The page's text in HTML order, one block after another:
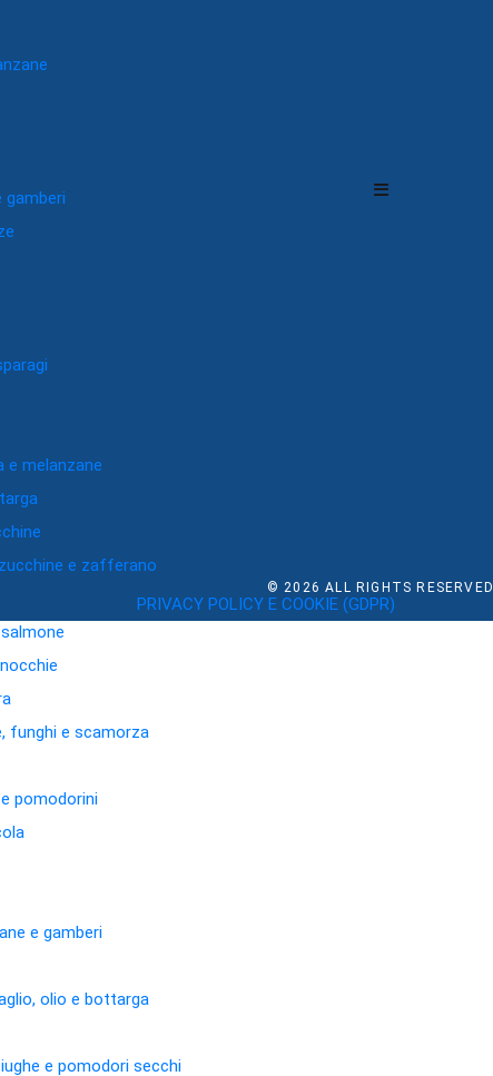
gamberi
e melanzane
e zafferano
funghi e scamorza
pomodorini
e gamberi
olio e bottarga
e pomodori secchi
© 2026ALL RIGHTS RESERVED
PRIVACY POLICY E COOKIE (GDPR)